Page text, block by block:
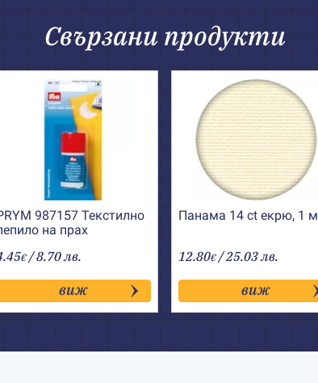
Свързани продукти
987157 Текстилно
на прах
€/ 8.70 лв.
виж
Панама 14 ct екрю, 1 м
12.80€ / 25.03 лв.
виж